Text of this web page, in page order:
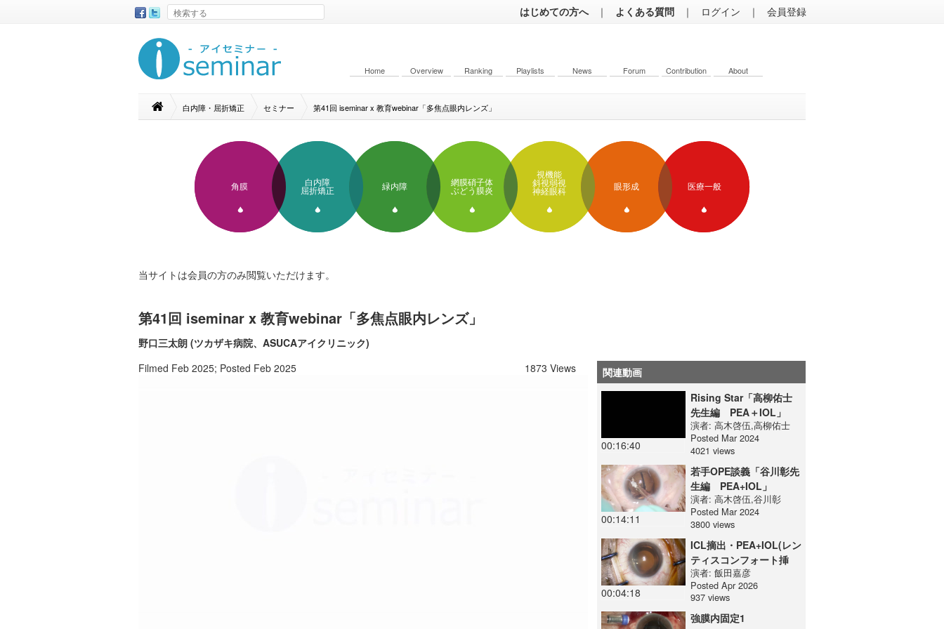
はじめての方へ ｜ よくある質問 ｜ ログイン ｜ 会員登録
Home Overview Ranking Playlists News Forum Contribution About
白内障・屈折矯正 セミナー 第41回 iseminar x 教育webinar「多焦点眼内レンズ」
角膜
白内障
屈折矯正
緑内障
網膜硝子体
ぶどう膜炎
視機能
斜視弱視
神経眼科
眼形成 医療一般
当サイトは会員の方のみ閲覧いただけます。
第41回 iseminar x 教育webinar「多焦点眼内レンズ」
野口三太朗 (ツカザキ病院、ASUCAアイクリニック)
Filmed Feb 2025; Posted Feb 2025
1873 Views 関連動画
00:16:40
Rising Star「高柳佑士
先生編 PEA＋IOL」
演者:高木啓伍,高柳佑士
Posted Mar 2024
4021 views
00:14:11
若手OPE談義「谷川彰先
生編 PEA+IOL」
演者:高木啓伍,谷川彰
Posted Mar 2024
3800 views
00:04:18
ICL摘出・PEA+IOL(レン
ティスコンフォート挿
入)
演者:飯田嘉彦
Posted Apr 2026
937 views
強膜内固定1